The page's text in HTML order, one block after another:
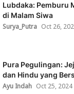
Lubdaka: Pemburu
di Malam Siwa
Surya_Putra Oct 26,
Pura Pegulingan:
dan Hindu yang
Ayu Indah Oct 25, 2024